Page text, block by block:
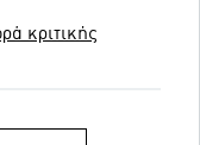
κριτικής